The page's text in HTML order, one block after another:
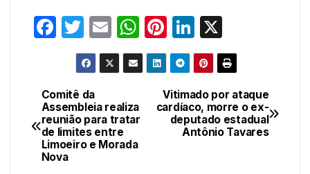
F
e
b
o
o
T
w
itt
er
E
m
ail
W
h
at
A
Pi
nt
er
e
st
Li
n
k
e
dI
n
Navegação
de
Post
Vitimado por ataque
cardíaco, morre o ex-
deputado estadual
Antônio Tavares
Comitê da
Assembleia realiza
reunião para tratar
de limites entre
Limoeiro e Morada
Nova